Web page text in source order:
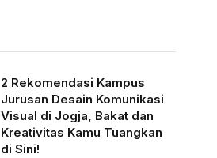
2 Rekomendasi Kampus
Jurusan Desain Komunikasi
Visual di Jogja, Bakat dan
Kreativitas Kamu Tuangkan
di Sini!